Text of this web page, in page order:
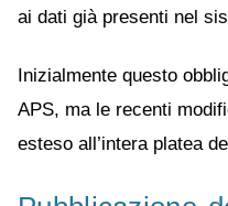
ai dati già presenti nel
Inizialmente questo
APS, ma le recenti
esteso all’intera platea